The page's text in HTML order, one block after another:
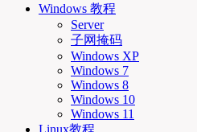
Windows 教程
Server
子网掩码
Windows XP
Windows 7
Windows 8
Windows 10
Windows 11
Linux教程